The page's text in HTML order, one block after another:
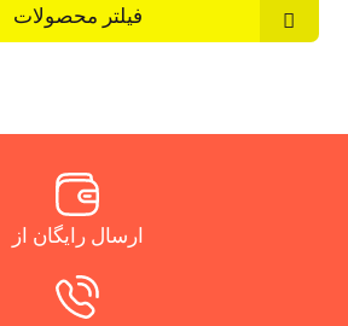
فیلتر محصولات
ارسال رایگان از